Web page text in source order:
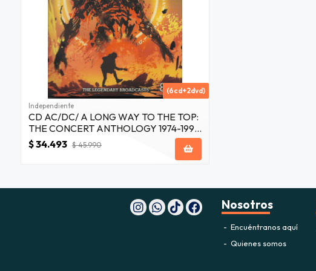
(6cd+2dvd)
Independiente
CD AC/DC/ A LONG WAY TO THE TOP:
THE CONCERT ANTHOLOGY 1974-1996
8CD
$ 34.493 $ 45.990
Nosotros
Encuéntranos aquí
Quienes somos